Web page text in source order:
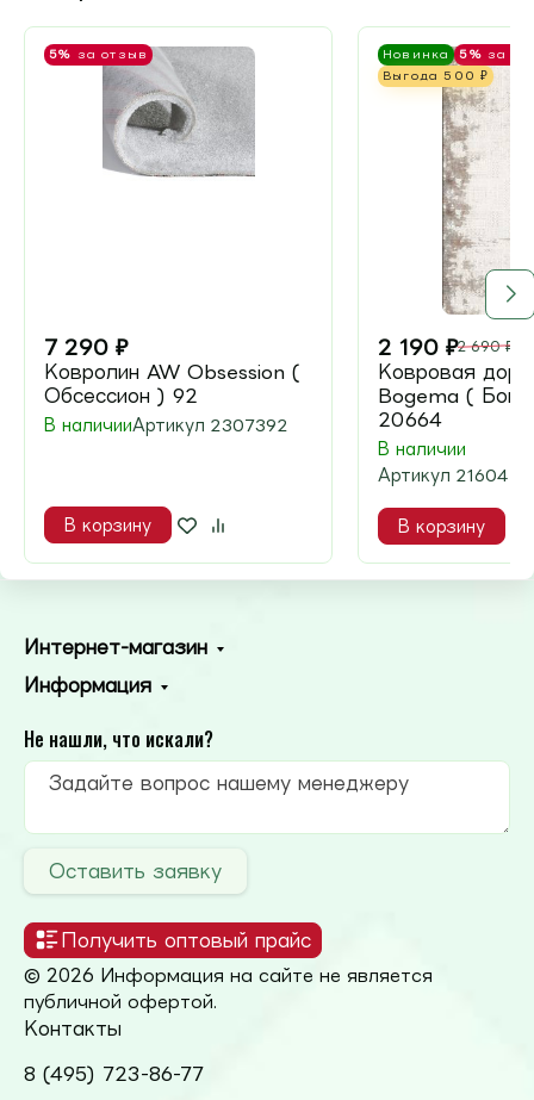
5% за отзыв
7 290 ₽
Ковролин AW Obsession (
Обсессион ) 92
В наличииАртикул 2307392
В корзину
Новинка 5% за
Выгода500 ₽
2 190 ₽2 690 ₽
Ковровая
Bogema (
20664
В наличии
Артикул
В корзину
Интернет-магазин
Информация
Не нашли, что искали?
Оставить заявку
Получить оптовый прайс
© 2026 Информация на сайте не является
публичной офертой.
Контакты
8 (495) 723-86-77